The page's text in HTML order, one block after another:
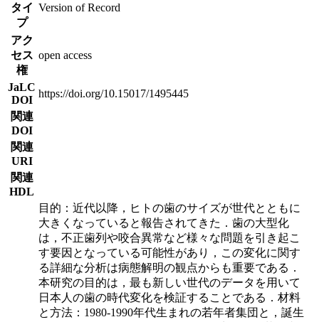
タイ
プ
Version of Record
アク
セス
権
open access
JaLC
DOI
https://doi.org/10.15017/1495445
関連
DOI
関連
URI
関連
HDL
目的：近代以降，ヒトの歯のサイズが世代とともに
大きくなっていると報告されてきた．歯の大型化
は，不正歯列や咬合異常など様々な問題を引き起こ
す要因となっている可能性があり，この変化に関す
る詳細な分析は病態解明の観点からも重要である．
本研究の目的は，最も新しい世代のデータを用いて
日本人の歯の時代変化を検証することである．材料
と方法：1980-1990年代生まれの若年者集団と，誕生